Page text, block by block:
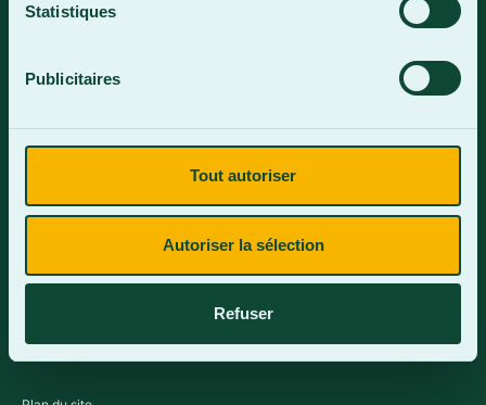
Statistiques
Publicitaires
Tout autoriser
Autoriser la sélection
Refuser
Lundi-vendredi : 8 h à 16 h
Contactez-nous